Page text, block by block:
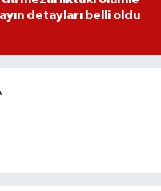
detayları belli oldu